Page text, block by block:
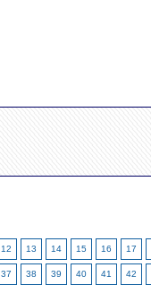
12 13 14 15 16 17
37 38 39 40 41 42